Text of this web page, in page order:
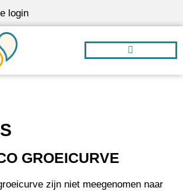
login
GROEICURVE
zijn niet meegenomen naar